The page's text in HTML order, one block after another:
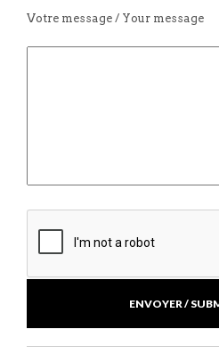
Votre message / Your message